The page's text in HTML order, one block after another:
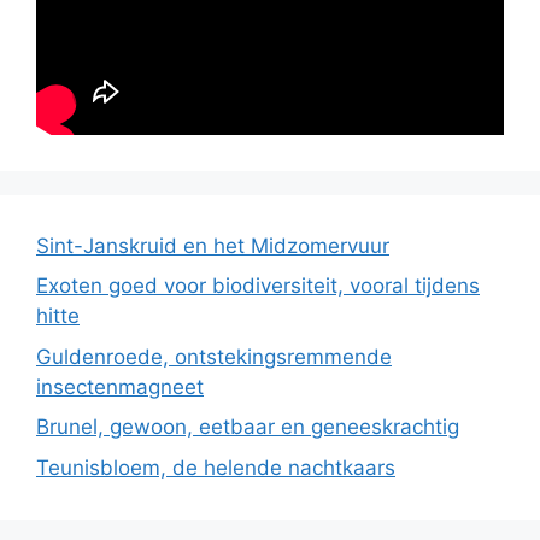
Sint-Janskruid en het Midzomervuur
Exoten goed voor biodiversiteit, vooral tijdens
hitte
Guldenroede, ontstekingsremmende
insectenmagneet
Brunel, gewoon, eetbaar en geneeskrachtig
Teunisbloem, de helende nachtkaars